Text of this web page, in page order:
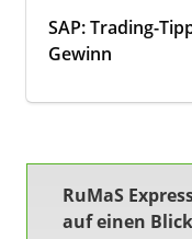
SAP: Trading-
Gewinn
RuMaS
auf einen Blick